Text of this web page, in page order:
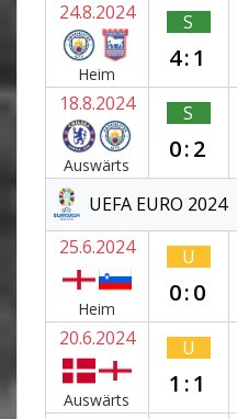
24.8.2024
Heim
S
4:1
18.8.2024
Auswärts
S
0:2
UEFA EURO 2024
25.6.2024
Heim
U
0:0
20.6.2024
Auswärts
U
1:1